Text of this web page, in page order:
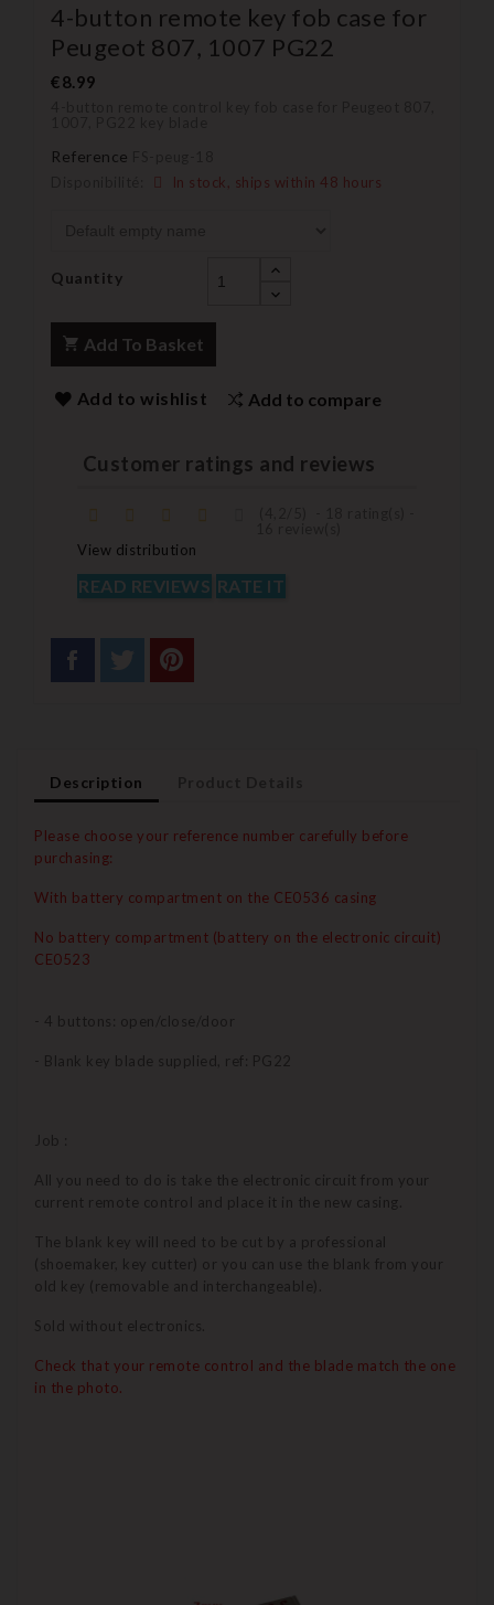
4-button remote key fob case for
Peugeot 807, 1007 PG22
€8.99
Reference
In stock, ships within 48 hours
Quantity
Add To Basket
Add to wishlist Add to compare
Customer ratings and reviews
View distribution
READ REVIEWS RATE IT
Description
Please choose your reference number carefully before
purchasing:
With battery compartment on the CE0536 casing
No battery compartment (battery on the electronic circuit)
CE0523
- 4 buttons: open/close/door
- Blank key blade supplied, ref: PG22
Job :
All you need to do is take the electronic circuit from your
current remote control and place it in the new casing.
The blank key will need to be cut by a professional
(shoemaker, key cutter) or you can use the blank from your
old key (removable and interchangeable).
Sold without electronics.
Check that your remote control and the blade match the one
in the photo.